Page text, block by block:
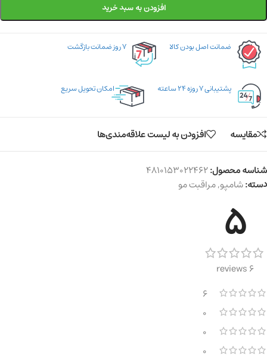
افزودن به سبد خرید
ضمانت اصل بودن کالا ۷ روز ضمانت بازگشت
پشتیبانی ۷ روزه ۲۴ ساعته امکان تحویل سریع
مقایسه افزودن به لیست علاقه‌مندی‌ها
شناسه محصول:4810153022462
دسته:شامپو,مراقبت مو
5
6 reviews
6
0
0
0